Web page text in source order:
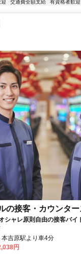
交通費全額支給 有資格者歓迎
の接客・カウンタ
シャレ原則自由の接客バイ
吉原駅より車4分
円